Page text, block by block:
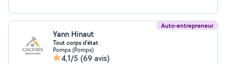
Auto-entrepreneur
Yann Hinaut
Tout corps d'état
Pomps (Pomps)
4,1/5 (69 avis)